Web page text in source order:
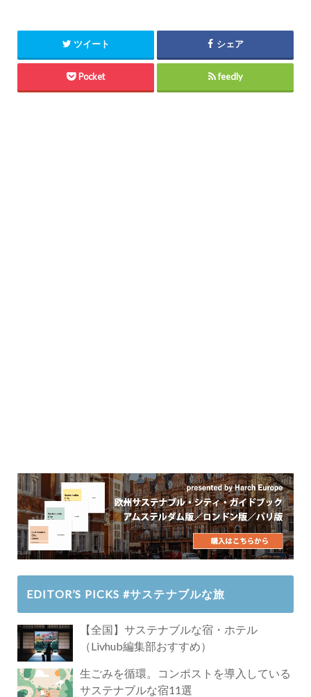
ツイート シェア
Pocket feedly
EDITOR’S PICKS #サステナブルな旅
【全国】サステナブルな宿・ホテル
（Livhub編集部おすすめ）
生ごみを循環。コンポストを導入している
サステナブルな宿11選